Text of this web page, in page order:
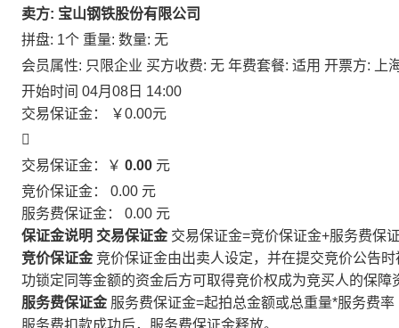
卖方: 宝山钢铁股份有限公司
拼盘: 1个 重量: 数量: 无
会员属性: 只限企业 买方收费: 无 年费套餐: 适用 开票方: 上
开始时间 04月08日 14:00
交易保证金：
￥0.00元

交易保证金：￥ 0.00 元
竞价保证金： 0.00 元
服务费保证金： 0.00 元
保证金说明 交易保证金 交易保证金=竞价保证金+服务费保
竞价保证金 竞价保证金由出卖人设定，并在提交竞价公告
功锁定同等金额的资金后方可取得竞价权成为竞买人的保障
服务费保证金 服务费保证金=起拍总金额或总重量*服务费率
服务费扣款成功后，服务费保证金释放。